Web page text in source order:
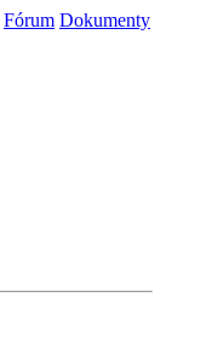
Fórum Dokumenty